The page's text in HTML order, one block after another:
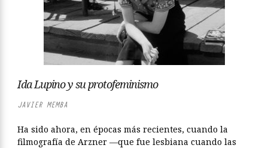
Ida Lupino y su protofeminismo
JAVIER MEMBA
Ha sido ahora, en épocas más recientes, cuando la
filmografía de Arzner —que fue lesbiana cuando las